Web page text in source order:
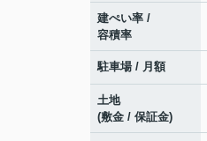
建ぺい率 /
容積率
駐車場 / 月額
土地
(敷金 / 保証金)